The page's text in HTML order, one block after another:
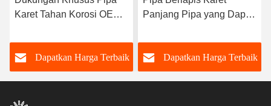
Karet Tahan Korosi OEM
Neoprene EPDM Tahan
Lama Dan Bahan Lapisan
Nitril Untuk Kinerja
Dapatkan Harga Terbaik
Panjang Pipa yang Dapat
Dengan Ketebalan
Lapisan 3-8mm
Memberikan Ketahanan
Dapatkan Harga Terbaik